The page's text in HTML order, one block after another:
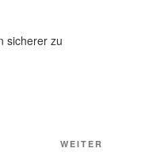
sicherer zu
WEITER